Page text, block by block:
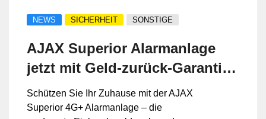
NEWS SICHERHEIT SONSTIGE
AJAX Superior Alarmanlage
jetzt mit Geld-zurück-Garantie
– exklusiv bei ALVIS Security
GmbH
Schützen Sie Ihr Zuhause mit der AJAX
Superior 4G+ Alarmanlage – die